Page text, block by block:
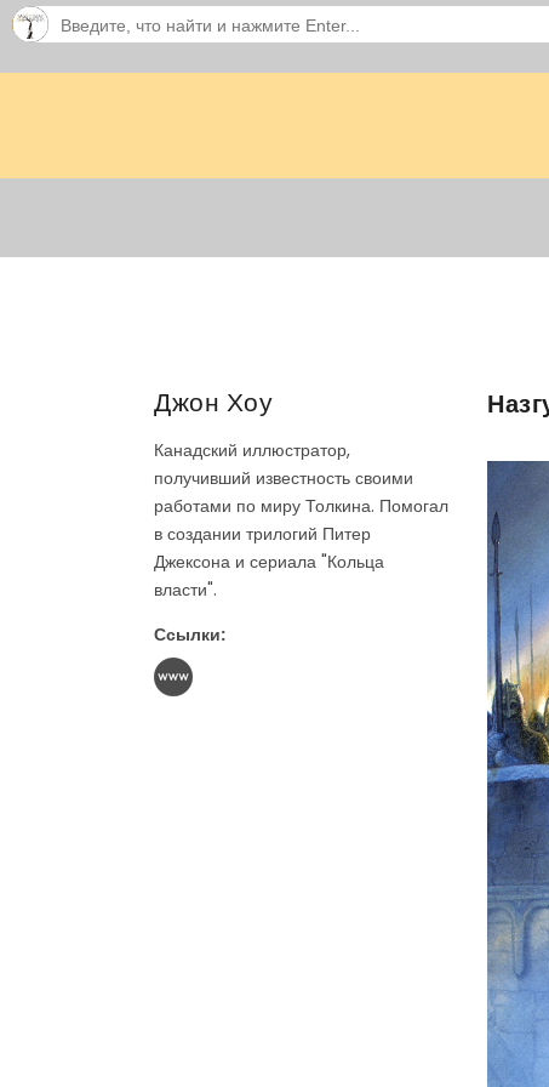
Джон Хоу
Канадский иллюстратор,
получивший известность своими
работами по миру Толкина. Помогал
в создании трилогий Питер
Джексона и сериала "Кольца
власти".
Ссылки: